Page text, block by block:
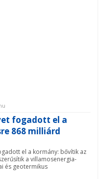
fogadott el a
868 milliárd
el a kormány: bővítik az
a villamosenergia-
és geotermikus